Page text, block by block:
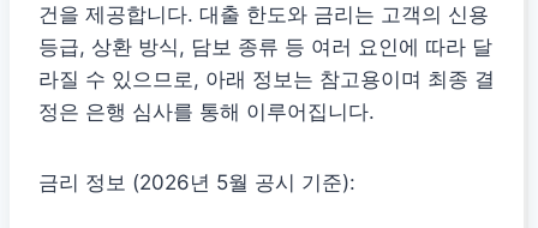
건을 제공합니다. 대출 한도와 금리는 고객의 신용
등급, 상환 방식, 담보 종류 등 여러 요인에 따라 달
라질 수 있으므로, 아래 정보는 참고용이며 최종 결
정은 은행 심사를 통해 이루어집니다.
금리 정보 (2026년 5월 공시 기준):